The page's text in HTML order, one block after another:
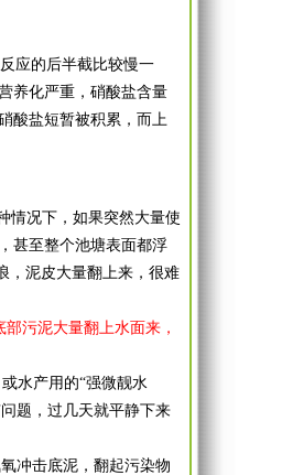
应的后半截比较慢一
养化严重，硝酸盐含量
酸盐短暂被积累，而上
情况下，如果突然大量使
甚至整个池塘表面都浮
，泥皮大量翻上来，很难
污泥大量翻上水面来，
水产用的“强微靓水
题，过几天就平静下来
冲击底泥，翻起污染物